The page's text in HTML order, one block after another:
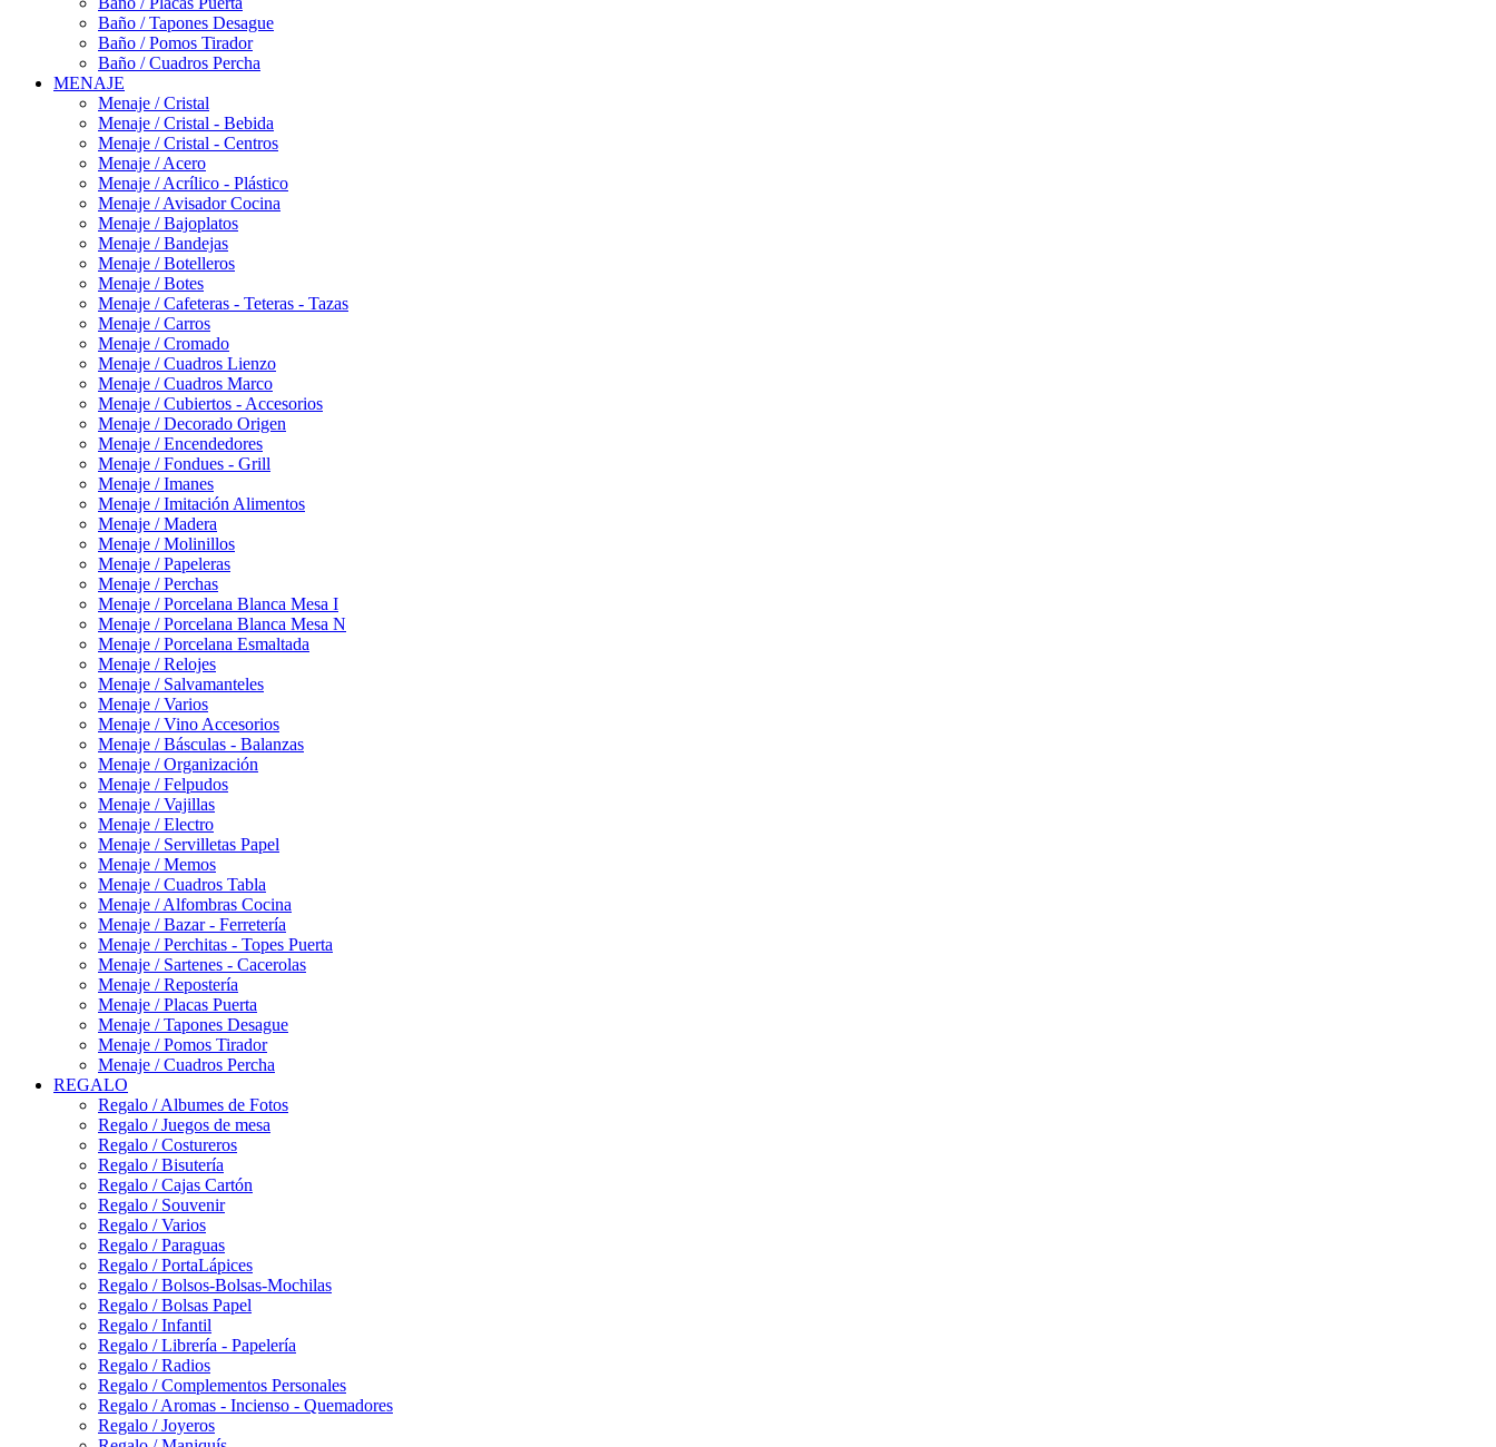
Baño / Tapones Desague
Baño / Pomos Tirador
Baño / Cuadros Percha
MENAJE
Menaje / Cristal
Menaje / Cristal - Bebida
Menaje / Cristal - Centros
Menaje / Acero
Menaje / Acrílico - Plástico
Menaje / Avisador Cocina
Menaje / Bajoplatos
Menaje / Bandejas
Menaje / Botelleros
Menaje / Botes
Menaje / Cafeteras - Teteras - Tazas
Menaje / Carros
Menaje / Cromado
Menaje / Cuadros Lienzo
Menaje / Cuadros Marco
Menaje / Cubiertos - Accesorios
Menaje / Decorado Origen
Menaje / Encendedores
Menaje / Fondues - Grill
Menaje / Imanes
Menaje / Imitación Alimentos
Menaje / Madera
Menaje / Molinillos
Menaje / Papeleras
Menaje / Perchas
Menaje / Porcelana Blanca Mesa I
Menaje / Porcelana Blanca Mesa N
Menaje / Porcelana Esmaltada
Menaje / Relojes
Menaje / Salvamanteles
Menaje / Varios
Menaje / Vino Accesorios
Menaje / Básculas - Balanzas
Menaje / Organización
Menaje / Felpudos
Menaje / Vajillas
Menaje / Electro
Menaje / Servilletas Papel
Menaje / Memos
Menaje / Cuadros Tabla
Menaje / Alfombras Cocina
Menaje / Bazar - Ferretería
Menaje / Perchitas - Topes Puerta
Menaje / Sartenes - Cacerolas
Menaje / Repostería
Menaje / Placas Puerta
Menaje / Tapones Desague
Menaje / Pomos Tirador
Menaje / Cuadros Percha
REGALO
Regalo / Albumes de Fotos
Regalo / Juegos de mesa
Regalo / Costureros
Regalo / Bisutería
Regalo / Cajas Cartón
Regalo / Souvenir
Regalo / Varios
Regalo / Paraguas
Regalo / PortaLápices
Regalo / Bolsos-Bolsas-Mochilas
Regalo / Bolsas Papel
Regalo / Infantil
Regalo / Librería - Papelería
Regalo / Radios
Regalo / Complementos Personales
Regalo / Aromas - Incienso - Quemadores
Regalo / Joyeros